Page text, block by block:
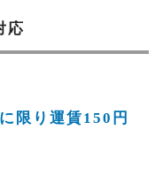
応
限り運賃150円